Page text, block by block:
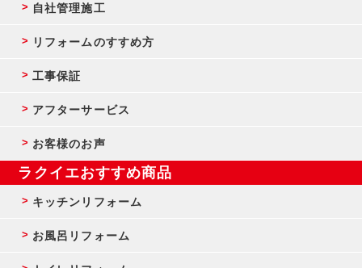
自社管理施工
リフォームのすすめ方
工事保証
アフターサービス
お客様のお声
ラクイエおすすめ商品
キッチンリフォーム
お風呂リフォーム